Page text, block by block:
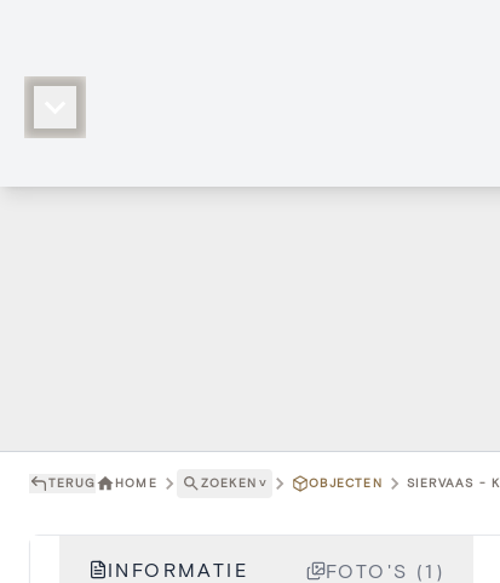
TERUG HOME ZOEKEN ˅ OBJECTEN SIERVAAS -
INFORMATIE FOTO'S (1)